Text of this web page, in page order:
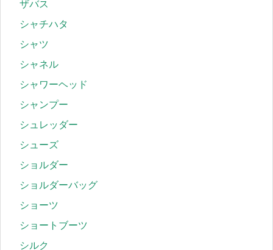
ザバス
シャチハタ
シャツ
シャネル
シャワーヘッド
シャンプー
シュレッダー
シューズ
ショルダー
ショルダーバッグ
ショーツ
ショートブーツ
シルク